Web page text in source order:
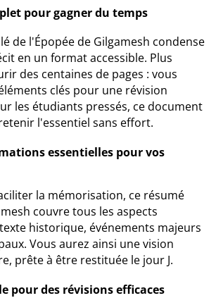
pour gagner du temps
de l'Épopée de Gilgamesh condense
en un format accessible. Plus
des centaines de pages : vous
clés pour une révision
les étudiants pressés, ce document
l'essentiel sans effort.
essentielles pour vos
la mémorisation, ce résumé
couvre tous les aspects
historique, événements majeurs
Vous aurez ainsi une vision
prête à être restituée le jour J.
pour des révisions efficaces